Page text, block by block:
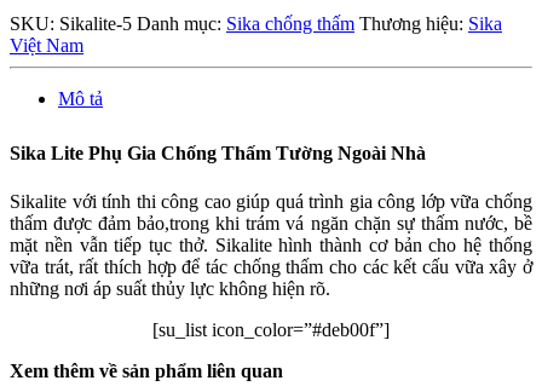
SKU: Sikalite-5 Danh mục: Sika chống thấm Thương hiệu: Sika
Việt Nam
Mô tả
Sika Lite Phụ Gia Chống Thấm Tường Ngoài Nhà
Sikalite với tính thi công cao giúp quá trình gia công lớp vữa chống
thấm được đảm bảo,trong khi trám vá ngăn chặn sự thấm nước, bề
mặt nền vẫn tiếp tục thở. Sikalite hình thành cơ bản cho hệ thống
vữa trát, rất thích hợp để tác chống thấm cho các kết cấu vữa xây ở
những nơi áp suất thủy lực không hiện rõ.
[su_list icon_color=”#deb00f”]
Xem thêm về sản phẩm liên quan